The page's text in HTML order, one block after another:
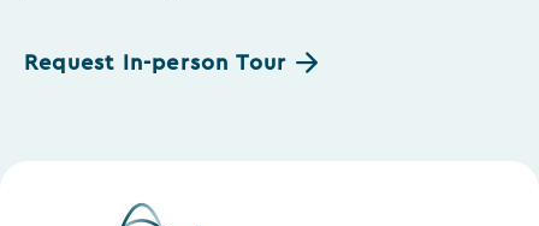
Request In-person Tour